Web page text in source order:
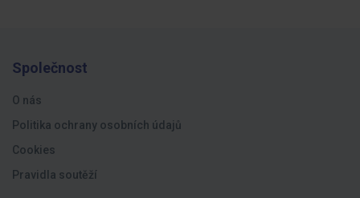
Společnost
O nás
Politika ochrany osobních údajů
Cookies
Pravidla soutěží